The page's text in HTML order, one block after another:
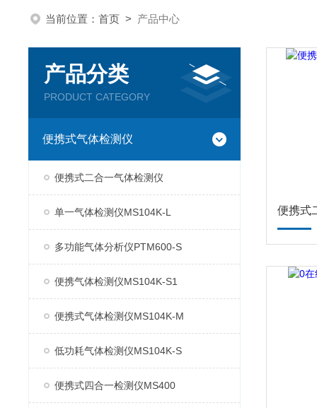
当前位置： 首页 > 产品中心
产品分类
PRODUCT CATEGORY
便携式气体检测仪
便携式二合一气体检测仪
单一气体检测仪MS104K-L
多功能气体分析仪PTM600-S
便携气体检测仪MS104K-S1
便携式气体检测仪MS104K-M
低功耗气体检测仪MS104K-S
便携式四合一检测仪MS400
便携式